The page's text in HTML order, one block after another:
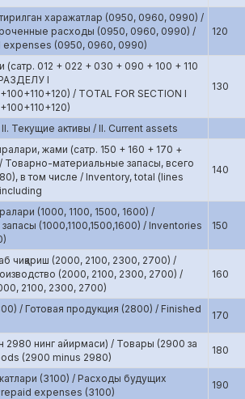
харажатлар (0950, 0960, 0990) /
расходы (0950, 0960, 0990) /
(0950, 0960, 0990)
120
(сатр. 012 + 022 + 030 + 090 + 100 + 110
I
/ TOTAL FOR SECTION I
130
Текущие активы / II. Current assets
жами (сатр. 150 + 160 + 170 +
Товарно-материальные запасы, всего
в том числе / Inventory, total (lines
140
(1000, 1100, 1500, 1600) /
(1000,1100,1500,1600) / Inventories
150
чиқариш (2000, 2100, 2300, 2700) /
(2000, 2100, 2300, 2700) /
2100, 2300, 2700)
160
/ Готовая продукция (2800) / Finished
170
2980 нинг айирмаси) / Товары (2900 за
(2900 minus 2980)
180
(3100) / Расходы будущих
expenses (3100)
190